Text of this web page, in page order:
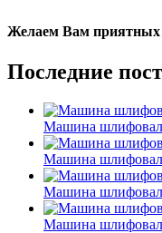
Желаем Вам приятных
Последние
Машина
Машина
Машина
Машина